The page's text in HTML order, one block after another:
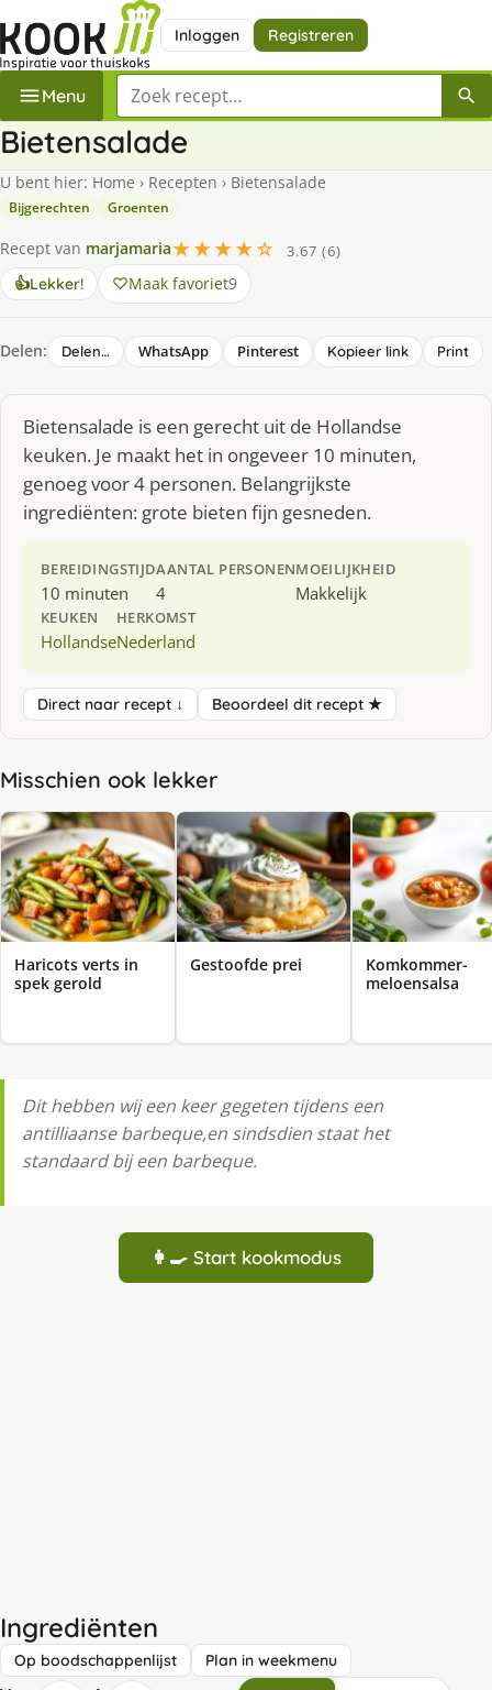
Inloggen Registreren
Menu Zoek een recept
Bietensalade
U bent hier: Home › Recepten › Bietensalade
Bijgerechten Groenten
Recept van marjamaria★★★★☆
3.67 (6)
👍Lekker! Maak favoriet9
Delen: Delen… WhatsApp Pinterest Kopieer link Print
Bietensalade is een gerecht uit de Hollandse
keuken. Je maakt het in ongeveer 10 minuten,
genoeg voor 4 personen. Belangrijkste
ingrediënten: grote bieten fijn gesneden.
BEREIDINGSTIJD
10 minuten
AANTAL PERSONEN
4
MOEILIJKHEID
Makkelijk
KEUKEN
Hollandse
HERKOMST
Nederland
Direct naar recept ↓ Beoordeel dit recept ★
Misschien ook lekker
Haricots verts in
spek gerold
Gestoofde prei
Komkommer-
meloensalsa
Dit hebben wij een keer gegeten tijdens een
antilliaanse barbeque,en sindsdien staat het
standaard bij een barbeque.
👩‍🍳 Start kookmodus
Ingrediënten
Op boodschappenlijst Plan in weekmenu